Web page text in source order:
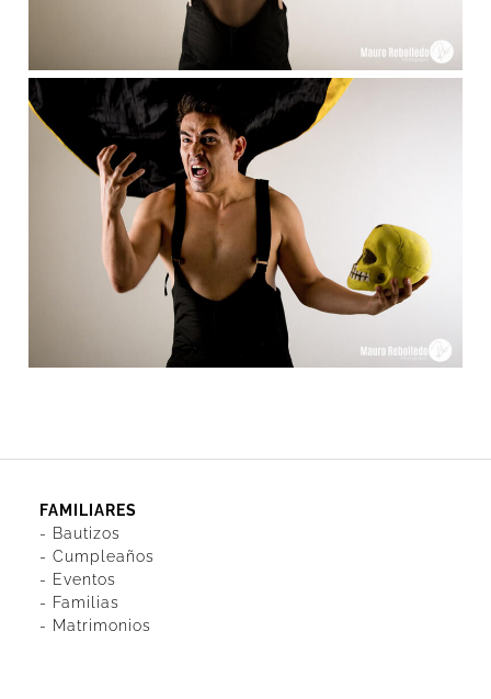
FAMILIARES
- Bautizos
- Cumpleaños
- Eventos
- Familias
- Matrimonios